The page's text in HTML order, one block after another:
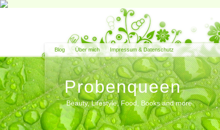
Blog Über mich Impressum & Datenschutz
Probenqueen
Beauty, Lifestyle, Food, Books and more